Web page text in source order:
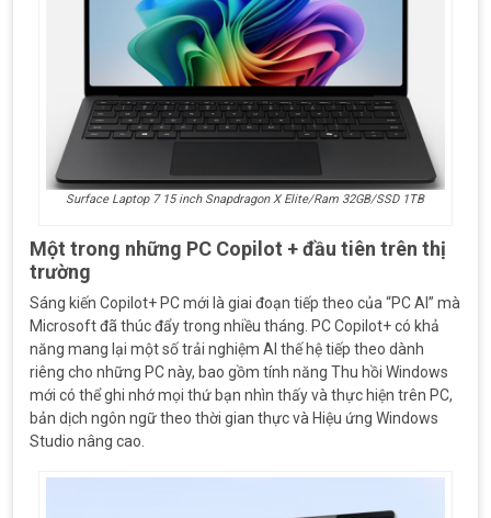
Surface Laptop 7 15 inch Snapdragon X Elite/Ram 32GB/SSD 1TB
Một trong những PC Copilot + đầu tiên trên thị
trường
Sáng kiến ​​Copilot+ PC mới là giai đoạn tiếp theo của “PC AI” mà
Microsoft đã thúc đẩy trong nhiều tháng. PC Copilot+ có khả
năng mang lại một số trải nghiệm AI thế hệ tiếp theo dành
riêng cho những PC này, bao gồm tính năng Thu hồi Windows
mới có thể ghi nhớ mọi thứ bạn nhìn thấy và thực hiện trên PC,
bản dịch ngôn ngữ theo thời gian thực và Hiệu ứng Windows
Studio nâng cao.